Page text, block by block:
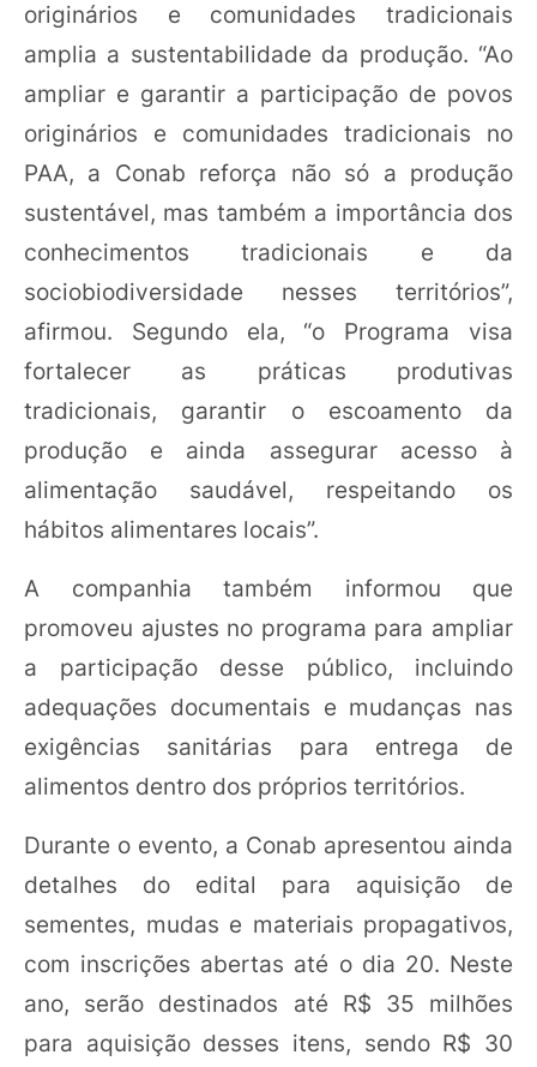
originários e comunidades tradicionais
amplia a sustentabilidade da produção. “Ao
ampliar e garantir a participação de povos
originários e comunidades tradicionais no
PAA, a Conab reforça não só a produção
sustentável, mas também a importância dos
conhecimentos tradicionais e da
sociobiodiversidade nesses territórios”,
afirmou. Segundo ela, “o Programa visa
fortalecer as práticas produtivas
tradicionais, garantir o escoamento da
produção e ainda assegurar acesso à
alimentação saudável, respeitando os
hábitos alimentares locais”.
A companhia também informou que
promoveu ajustes no programa para ampliar
a participação desse público, incluindo
adequações documentais e mudanças nas
exigências sanitárias para entrega de
alimentos dentro dos próprios territórios.
Durante o evento, a Conab apresentou ainda
detalhes do edital para aquisição de
sementes, mudas e materiais propagativos,
com inscrições abertas até o dia 20. Neste
ano, serão destinados até R$ 35 milhões
para aquisição desses itens, sendo R$ 30